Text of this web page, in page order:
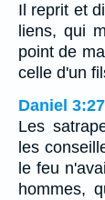
Il reprit et
liens, qui
point de
celle d'un
Daniel 3:27
Les
les
le feu
hommes,